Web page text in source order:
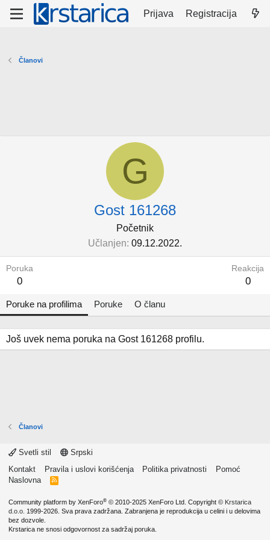
Prijava Registracija
Članovi
G
Gost 161268
Početnik
Učlanjen 09.12.2022.
Poruka
0
Reakcija
0
Poruke na profilima Poruke O članu
Još uvek nema poruka na Gost 161268 profilu.
Članovi
Svetli stil
Srpski
Kontakt
Pravila i uslovi korišćenja Politika privatnosti
Pomoć
Naslovna
R
Community platform by XenForo® © 2010-2025 XenForo Ltd. Copyright © Krstarica
d.o.o. 1999-2026. Sva prava zadržana. Zabranjena je reprodukcija u celini i u delovima
bez dozvole.
Krstarica ne snosi odgovornost za sadržaj poruka.